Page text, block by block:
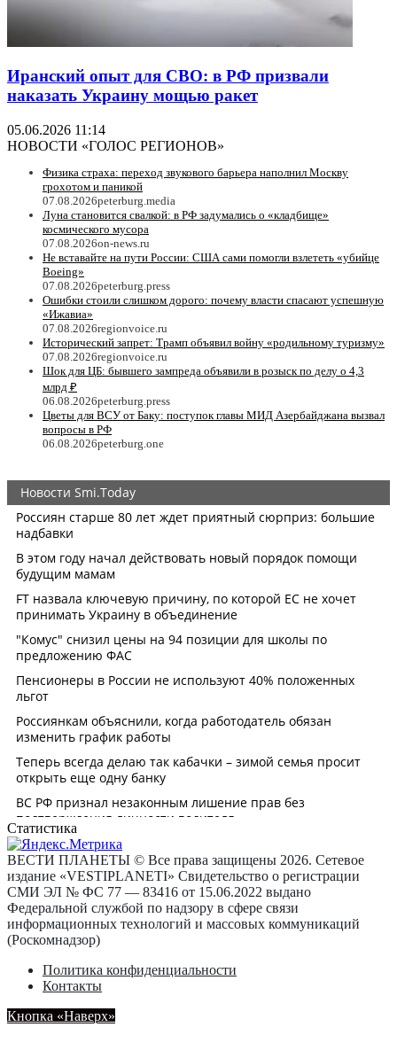
Иранский опыт для СВО: в РФ призвали
наказать Украину мощью ракет
05.06.2026 11:14
НОВОСТИ «ГОЛОС РЕГИОНОВ»
Физика страха: переход звукового барьера наполнил Москву
грохотом и паникой
07.08.2026peterburg.media
Луна становится свалкой: в РФ задумались о «кладбище»
космического мусора
07.08.2026on-news.ru
Не вставайте на пути России: США сами помогли взлететь «убийце
Boeing»
07.08.2026peterburg.press
Ошибки стоили слишком дорого: почему власти спасают успешную
«Ижавиа»
07.08.2026regionvoice.ru
Исторический запрет: Трамп объявил войну «родильному туризму»
07.08.2026regionvoice.ru
Шок для ЦБ: бывшего зампреда объявили в розыск по делу о 4,3
млрд ₽
06.08.2026peterburg.press
Цветы для ВСУ от Баку: поступок главы МИД Азербайджана вызвал
вопросы в РФ
06.08.2026peterburg.one
Статистика
ВЕСТИ ПЛАНЕТЫ © Все права защищены 2026. Сетевое
издание «VESTIPLANETI» Свидетельство о регистрации
СМИ ЭЛ № ФС 77 — 83416 от 15.06.2022 выдано
Федеральной службой по надзору в сфере связи
информационных технологий и массовых коммуникаций
(Роскомнадзор)
Политика конфиденциальности
Контакты
Кнопка «Наверх»